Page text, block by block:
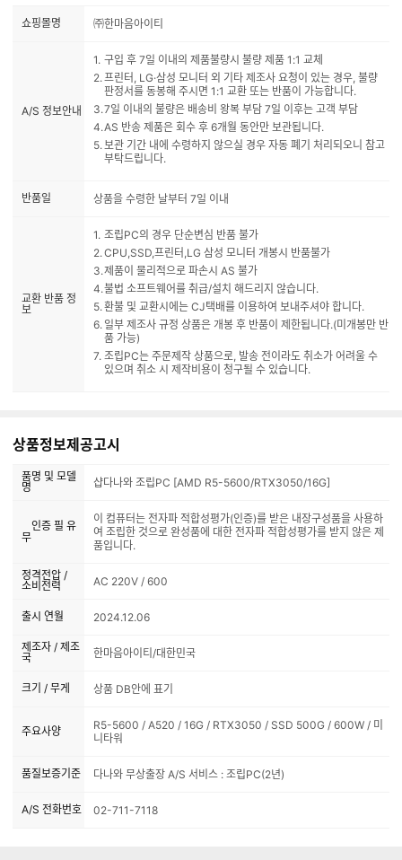
쇼핑몰명 ㈜한마음아이티
A/S 정보안내
구입 후 7일 이내의 제품불량시 불량 제품 1:1 교체
프린터, LG·삼성 모니터 외 기타 제조사 요청이 있는 경우, 불량
판정서를 동봉해 주시면 1:1 교환 또는 반품이 가능합니다.
7일 이내의 불량은 배송비 왕복 부담 7일 이후는 고객 부담
AS 반송 제품은 회수 후 6개월 동안만 보관됩니다.
보관 기간 내에 수령하지 않으실 경우 자동 폐기 처리되오니 참고
부탁드립니다.
반품일 상품을 수령한 날부터 7일 이내
교환 반품 정
보
조립PC의 경우 단순변심 반품 불가
CPU,SSD,프린터,LG 삼성 모니터 개봉시 반품불가
제품이 물리적으로 파손시 AS 불가
불법 소프트웨어를 취급/설치 해드리지 않습니다.
환불 및 교환시에는 CJ택배를 이용하여 보내주셔야 합니다.
일부 제조사 규정 상품은 개봉 후 반품이 제한됩니다.(미개봉만 반
품 가능)
조립PC는 주문제작 상품으로, 발송 전이라도 취소가 어려울 수
있으며 취소 시 제작비용이 청구될 수 있습니다.
상품정보제공고시
품명 및 모델
명
샵다나와 조립PC [AMD R5-5600/RTX3050/16G]
인증 필 유
무
이 컴퓨터는 전자파 적합성평가(인증)를 받은 내장구성품을 사용하
여 조립한 것으로 완성품에 대한 전자파 적합성평가를 받지 않은 제
품입니다.
정격전압 /
소비전력
AC 220V / 600
출시 연월 2024.12.06
제조자 / 제조
국
한마음아이티/대한민국
크기 / 무게 상품 DB안에 표기
주요사양
R5-5600 / A520 / 16G / RTX3050 / SSD 500G / 600W / 미
니타워
품질보증기준 다나와 무상출장 A/S 서비스 : 조립PC(2년)
A/S 전화번호 02-711-7118